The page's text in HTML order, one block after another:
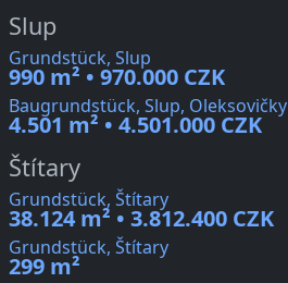
Slup
Grundstück, Slup
990 m² • 970.000 CZK
Baugrundstück, Slup, Oleksovičky
4.501 m² • 4.501.000 CZK
Štítary
Grundstück, Štítary
38.124 m² • 3.812.400 CZK
Grundstück, Štítary
299 m²